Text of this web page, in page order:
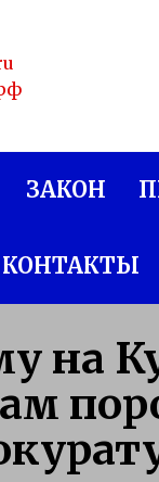
ЗАКОН
КОНТАКТЫ
на